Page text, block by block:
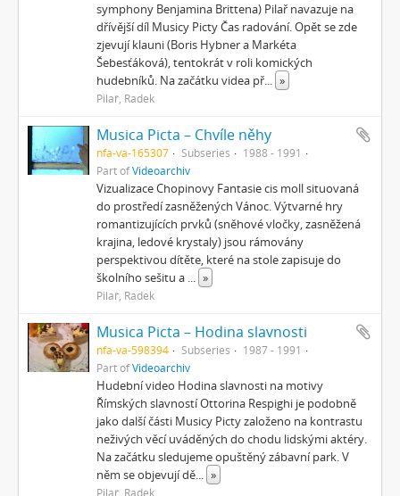
symphony Benjamina Brittena) Pilař navazuje na
dřívější díl Musicy Picty Čas radování. Opět se zde
zjevují klauni (Boris Hybner a Markéta
Šebesťáková), tentokrát v roli komických
hudebníků. Na začátku videa př... »
Pilař, Radek
Musica Picta – Chvíle něhy
nfa-va-165307 Subseries
1988 - 1991
Part ofVideoarchiv
Vizualizace Chopinovy Fantasie cis moll situovaná
do prostředí zasněžených Vánoc. Výtvarné hry
romantizujících prvků (sněhové vločky, zasněžená
krajina, ledové krystaly) jsou rámovány
perspektivou dítěte, které na stole zapisuje do
školního sešitu a ... »
Pilař, Radek
Musica Picta – Hodina slavnosti
nfa-va-598394 Subseries
1987 - 1991
Part ofVideoarchiv
Hudební video Hodina slavnosti na motivy
Římských slavností Ottorina Respighi je podobně
jako další části Musicy Picty založeno na kontrastu
neživých věcí uváděných do chodu lidskými aktéry.
Na začátku sledujeme opuštěný zábavní park. V
něm se objevují dě... »
Pilař, Radek